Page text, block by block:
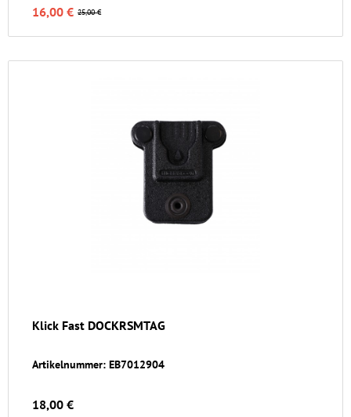
25,00 €
16,00 €
Klick Fast DOCKRSMTAG
Artikelnummer: EB7012904
18,00 €